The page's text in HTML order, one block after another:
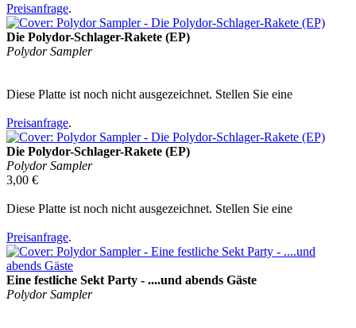
Preisanfrage.
Die Polydor-Schlager-Rakete (EP)
Polydor Sampler
Diese Platte ist noch nicht ausgezeichnet. Stellen Sie eine
Preisanfrage.
Die Polydor-Schlager-Rakete (EP)
Polydor Sampler
3,00 €
Diese Platte ist noch nicht ausgezeichnet. Stellen Sie eine
Preisanfrage.
Eine festliche Sekt Party - ....und abends Gäste
Polydor Sampler